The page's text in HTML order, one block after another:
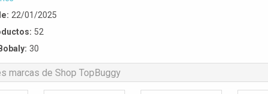
22/01/2025
52
30
marcas de Shop TopBuggy